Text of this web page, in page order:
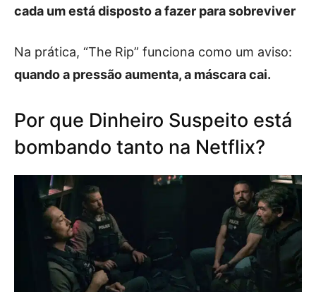
cada um está disposto a fazer para sobreviver
Na prática, “The Rip” funciona como um aviso:
quando a pressão aumenta, a máscara cai.
Por que Dinheiro Suspeito está
bombando tanto na Netflix?